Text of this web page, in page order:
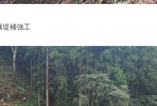
補強工